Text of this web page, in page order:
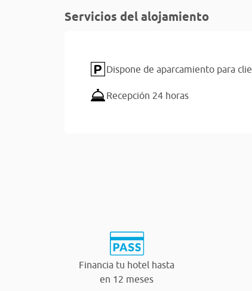
Servicios del alojamiento
Dispone de aparcamiento para
Recepción 24 horas
Financia tu hotel hasta
en 12 meses